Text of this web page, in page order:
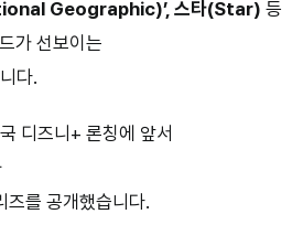
Geographic)’, 스타(Star) 등
가 선보이는
다.
디즈니 + 론칭에 앞서
즈를 공개했습니다.